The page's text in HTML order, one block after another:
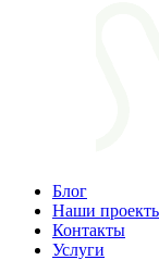
Блог
Наши
Контакты
Услуги